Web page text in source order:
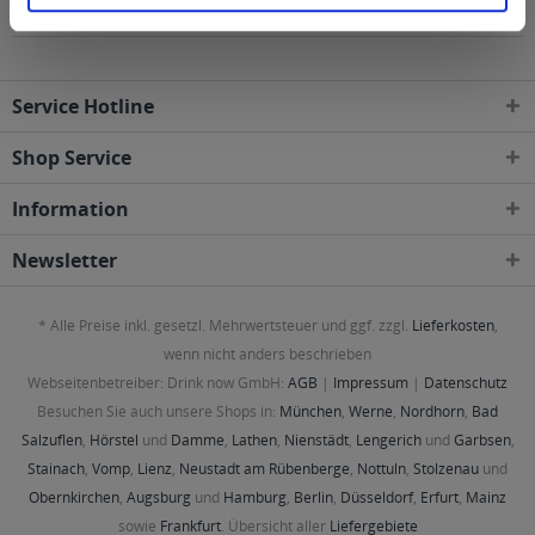
geliefert
Service Hotline
Shop Service
Information
Newsletter
* Alle Preise inkl. gesetzl. Mehrwertsteuer und ggf. zzgl. Lieferkosten,
wenn nicht anders beschrieben
Webseitenbetreiber: Drink now GmbH: AGB | Impressum | Datenschutz
Besuchen Sie auch unsere Shops in: München, Werne, Nordhorn, Bad
Salzuflen, Hörstel und Damme, Lathen, Nienstädt, Lengerichund Garbsen,
Stainach, Vomp, Lienz, Neustadt am Rübenberge, Nottuln, Stolzenau und
Obernkirchen, Augsburg und Hamburg, Berlin, Düsseldorf, Erfurt, Mainz
sowie Frankfurt. Übersicht aller Liefergebiete